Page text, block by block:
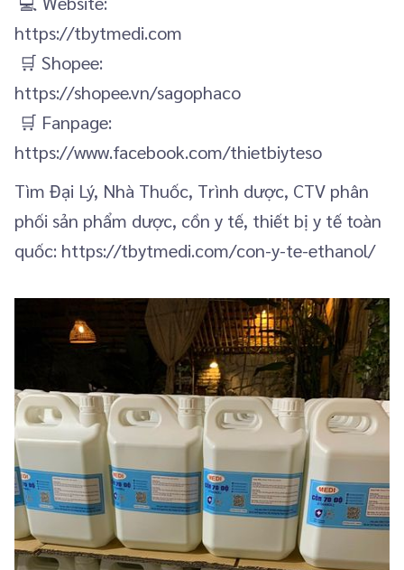
https://tbytmedi.com
🛒 Shopee:
https://shopee.vn/sagophaco
🛒 Fanpage:
https://www.facebook.com/thietbiyteso
Tìm Đại Lý, Nhà Thuốc, Trình dược, CTV phân
phối sản phẩm dược, cồn y tế, thiết bị y tế toàn
quốc: https://tbytmedi.com/con-y-te-ethanol/